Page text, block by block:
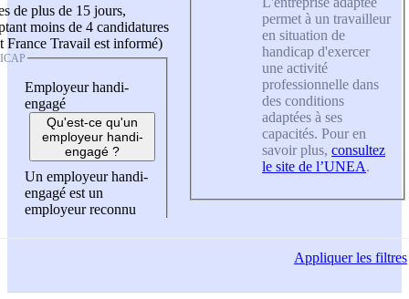
de plus de 15 jours,
moins de 4 candidatures
France Travail est informé)
Employeur handi-
engagé
Qu'est-ce qu'un
employeur handi-
engagé ?
Un employeur handi-
engagé est un
employeur reconnu
permet à un travailleur
en situation de
handicap d'exercer
une activité
professionnelle dans
des conditions
adaptées à ses
capacités. Pour en
savoir plus, consultez
le site de l’UNEA.
Appliquerles filtres